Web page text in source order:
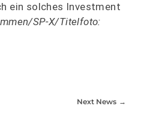
ein solches Investment
SP-X/Titelfoto:
Next News